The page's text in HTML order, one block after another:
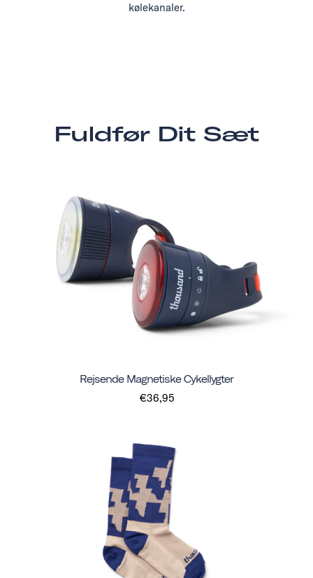
kølekanaler.
Fuldfør Dit Sæt
Rejsende Magnetiske Cykellygter
€36,95